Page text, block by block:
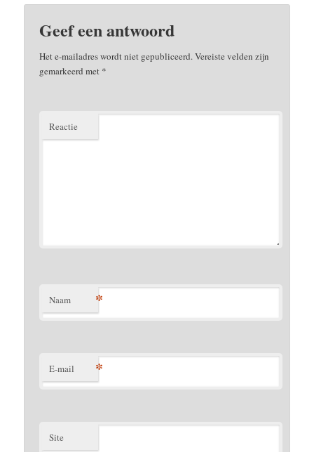
Geef een antwoord
Het e-mailadres wordt niet gepubliceerd.Vereiste velden zijn
gemarkeerd met *
Reactie
Naam *
E-mail *
Site